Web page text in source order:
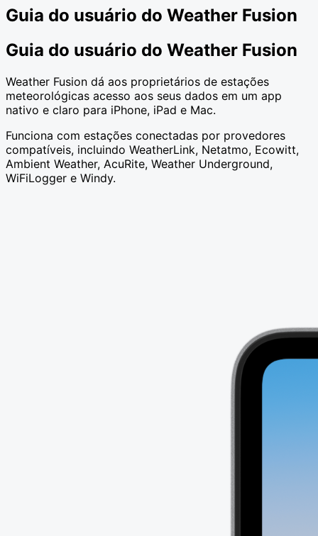
Guia do usuário do Weather Fusion
Guia do usuário do Weather Fusion
Weather Fusion dá aos proprietários de estações
meteorológicas acesso aos seus dados em um app
nativo e claro para iPhone, iPad e Mac.
Funciona com estações conectadas por provedores
compatíveis, incluindo WeatherLink, Netatmo, Ecowitt,
Ambient Weather, AcuRite, Weather Underground,
WiFiLogger e Windy.